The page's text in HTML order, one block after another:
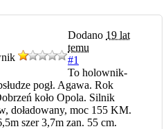
Dodano 19 lat
temu
#1
To holownik-
pogł. Agawa. Rok
koło Opola. Silnik
doładowany, moc 155 KM.
szer 3,7m zan. 55 cm.